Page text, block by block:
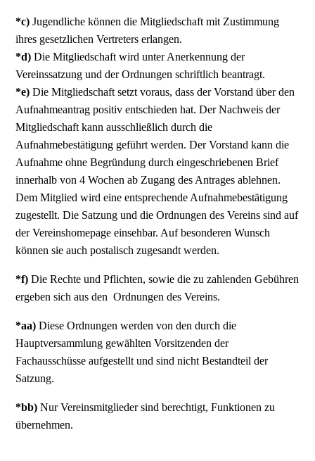
*c) Jugendliche können die Mitgliedschaft mit Zustimmung
ihres gesetzlichen Vertreters erlangen.
*d) Die Mitgliedschaft wird unter Anerkennung der
Vereinssatzung und der Ordnungen schriftlich beantragt.
*e) Die Mitgliedschaft setzt voraus, dass der Vorstand über den
Aufnahmeantrag positiv entschieden hat. Der Nachweis der
Mitgliedschaft kann ausschließlich durch die
Aufnahmebestätigung geführt werden. Der Vorstand kann die
Aufnahme ohne Begründung durch eingeschriebenen Brief
innerhalb von 4 Wochen ab Zugang des Antrages ablehnen.
Dem Mitglied wird eine entsprechende Aufnahmebestätigung
zugestellt. Die Satzung und die Ordnungen des Vereins sind auf
der Vereinshomepage einsehbar. Auf besonderen Wunsch
können sie auch postalisch zugesandt werden.
*f) Die Rechte und Pflichten, sowie die zu zahlenden Gebühren
ergeben sich aus den Ordnungen des Vereins.
*aa) Diese Ordnungen werden von den durch die
Hauptversammlung gewählten Vorsitzenden der
Fachausschüsse aufgestellt und sind nicht Bestandteil der
Satzung.
*bb) Nur Vereinsmitglieder sind berechtigt, Funktionen zu
übernehmen.